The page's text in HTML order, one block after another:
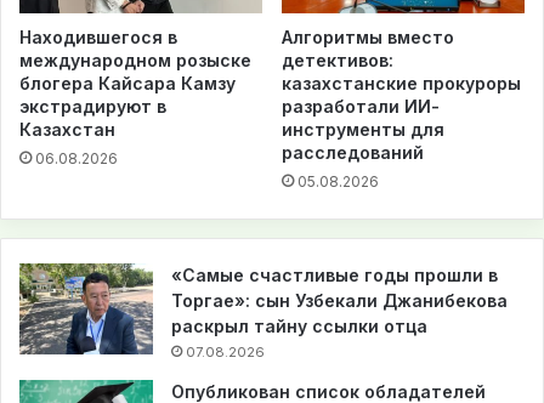
Находившегося в
международном розыске
блогера Кайсара Камзу
экстрадируют в
Казахстан
06.08.2026
Алгоритмы вместо
детективов:
казахстанские прокуроры
разработали ИИ-
инструменты для
расследований
05.08.2026
«Самые счастливые годы прошли в
Торгае»: сын Узбекали Джанибекова
раскрыл тайну ссылки отца
07.08.2026
Опубликован список обладателей